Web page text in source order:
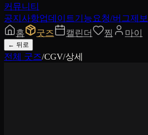
커뮤니티
공지사항업데이트기능요청/버그제보
홈
굿즈 캘린더 찜 마이
← 뒤로
전체 굿즈/CGV/상세